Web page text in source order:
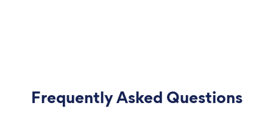
Frequently Asked Questions